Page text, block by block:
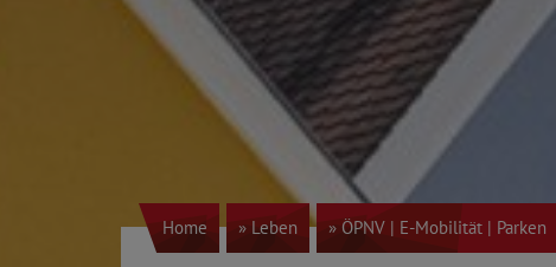
Home » Leben » ÖPNV | E-Mobilität | Parken